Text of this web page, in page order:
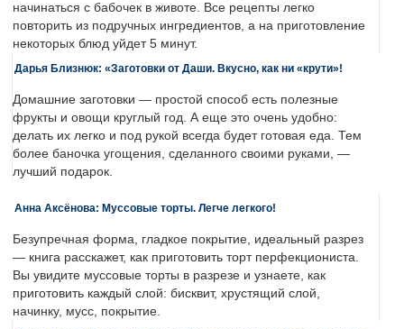
начинаться с бабочек в животе. Все рецепты легко
повторить из подручных ингредиентов, а на приготовление
некоторых блюд уйдет 5 минут.
Дарья Близнюк: «Заготовки от Даши. Вкусно, как ни «крути»!
Домашние заготовки — простой способ есть полезные
фрукты и овощи круглый год. А еще это очень удобно:
делать их легко и под рукой всегда будет готовая еда. Тем
более баночка угощения, сделанного своими руками, —
лучший подарок.
Анна Аксёнова: Муссовые торты. Легче легкого!
Безупречная форма, гладкое покрытие, идеальный разрез
— книга расскажет, как приготовить торт перфекциониста.
Вы увидите муссовые торты в разрезе и узнаете, как
приготовить каждый слой: бисквит, хрустящий слой,
начинку, мусс, покрытие.